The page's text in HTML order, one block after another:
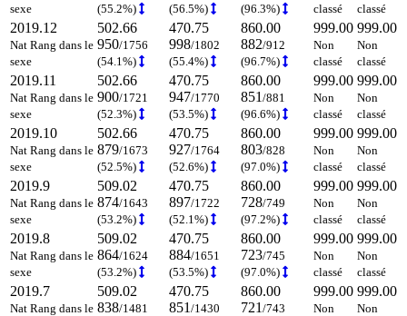
sexe
(55.2%)
(56.5%)
(96.3%)
classé
classé
2019.12
Nat Rang dans le
sexe
502.66
950/1756
(54.1%)
470.75
998/1802
(55.4%)
860.00
882/912
(96.7%)
999.00
Non
classé
999.00
Non
classé
2019.11
Nat Rang dans le
sexe
502.66
900/1721
(52.3%)
470.75
947/1770
(53.5%)
860.00
851 /881
(96.6%)
999.00
Non
classé
999.00
Non
classé
2019.10
Nat Rang dans le
sexe
502.66
879/1673
(52.5%)
470.75
927/1764
(52.6%)
860.00
803/828
(97.0%)
999.00
Non
classé
999.00
Non
classé
2019.9
Nat Rang dans le
sexe
509.02
874/1643
(53.2%)
470.75
897/1722
(52.1%)
860.00
728/749
(97.2%)
999.00
Non
classé
999.00
Non
classé
2019.8
Nat Rang dans le
sexe
509.02
864/1624
(53.2%)
470.75
884/1651
(53.5%)
860.00
723/745
(97.0%)
999.00
Non
classé
999.00
Non
classé
2019.7
Nat Rang dans le
509.02
838/1481
470.75
851 /1430
860.00
721 /743
999.00
Non
999.00
Non